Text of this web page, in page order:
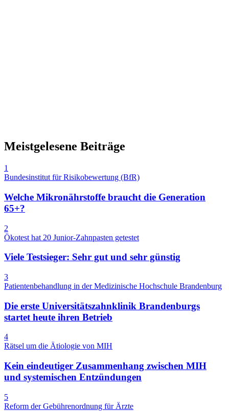
Meistgelesene Beiträge
1
Bundesinstitut für Risikobewertung (BfR)
Welche Mikronährstoffe braucht die Generation
65+?
2
Ökotest hat 20 Junior-Zahnpasten getestet
Viele Testsieger: Sehr gut und sehr günstig
3
Patientenbehandlung in der Medizinische Hochschule Brandenburg
Die erste Universitätszahnklinik Brandenburgs
startet heute ihren Betrieb
4
Rätsel um die Ätiologie von MIH
Kein eindeutiger Zusammenhang zwischen MIH
und systemischen Entzündungen
5
Reform der Gebührenordnung für Ärzte